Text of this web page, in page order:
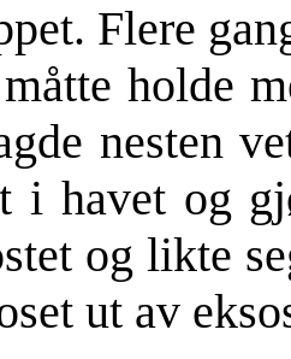
Flere
holde
nesten
i havet og
og likte
ut av